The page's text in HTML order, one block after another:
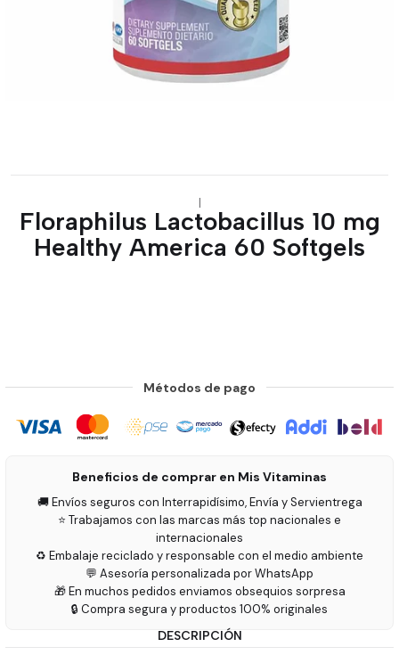
|
Floraphilus Lactobacillus 10 mg
Healthy America 60 Softgels
Métodos de pago
Beneficios de comprar en Mis Vitaminas
🚚 Envíos seguros con Interrapidísimo, Envía y Servientrega
⭐ Trabajamos con las marcas más top nacionales e
internacionales
♻️ Embalaje reciclado y responsable con el medio ambiente
💬 Asesoría personalizada por WhatsApp
🎁 En muchos pedidos enviamos obsequios sorpresa
🔒 Compra segura y productos 100% originales
DESCRIPCIÓN